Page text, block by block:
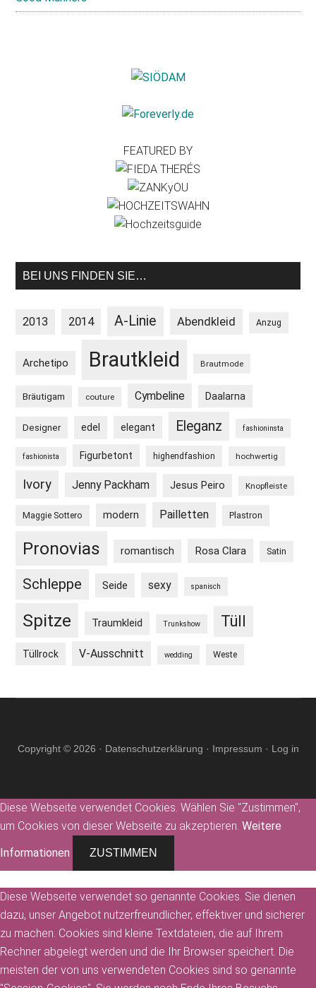
FEATURED BY
BEI UNS FINDEN SIE…
2013 2014 A-Linie Abendkleid Anzug
Archetipo Brautkleid Brautmode
Bräutigam couture Cymbeline Daalarna
Designer edel elegant Eleganz fashioninsta
fashionista Figurbetont highendfashion hochwertig
Ivory Jenny Packham Jesus Peiro Knopfleiste
Maggie Sottero modern Pailletten Plastron
Pronovias romantisch Rosa Clara Satin
Schleppe Seide sexy spanisch
Spitze Traumkleid Trunkshow Tüll
Tüllrock V-Ausschnitt wedding Weste
Copyright © 2026 · Datenschutzerklärung · Impressum · Log in
Diese Webseite verwendet Cookies. Wählen Sie "Zustimmen",
um Cookies von dieser Webseite zu akzeptieren. Weitere
Informationen
ZUSTIMMEN
Diese Webseite verwendet so genannte Cookies. Sie dienen
dazu, unser Angebot nutzerfreundlicher, effektiver und sicherer
zu machen. Cookies sind kleine Textdateien, die auf Ihrem
Rechner abgelegt werden und die Ihr Browser speichert. Die
meisten der von uns verwendeten Cookies sind so genannte